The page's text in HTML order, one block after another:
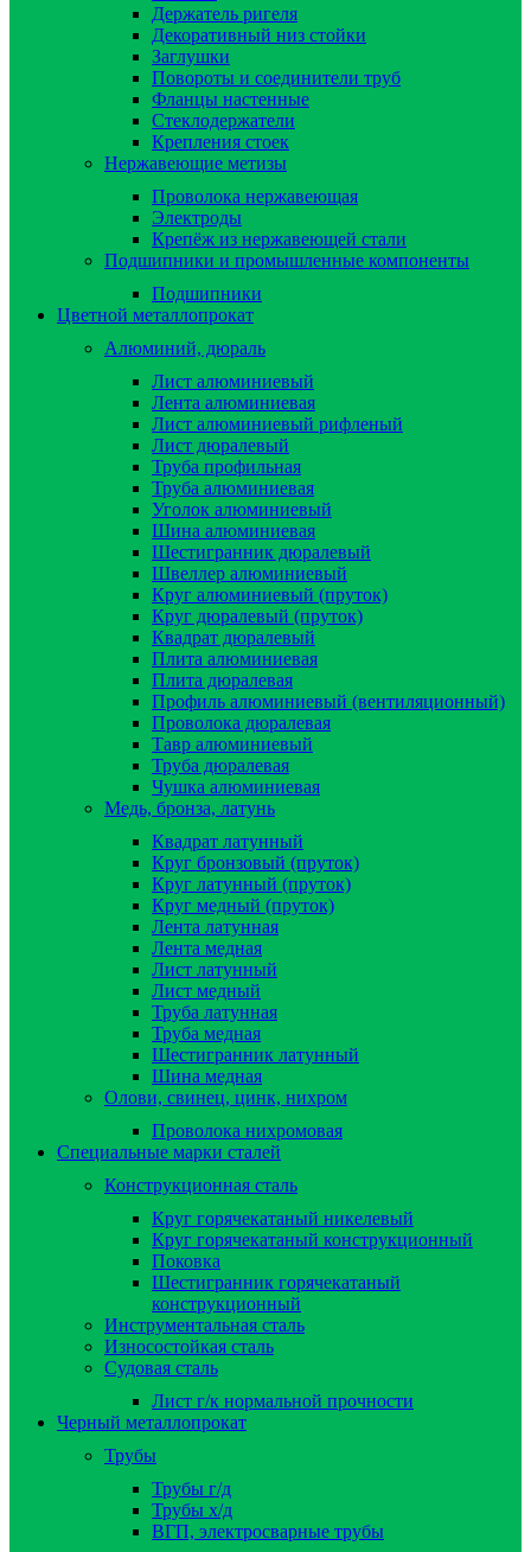
Держатель ригеля
Декоративный низ стойки
Заглушки
Повороты и соединители труб
Фланцы настенные
Стеклодержатели
Крепления стоек
Нержавеющие метизы
Проволока нержавеющая
Электроды
Крепёж из нержавеющей стали
Подшипники и промышленные компоненты
Подшипники
Цветной металлопрокат
Алюминий, дюраль
Лист алюминиевый
Лента алюминиевая
Лист алюминиевый рифленый
Лист дюралевый
Труба профильная
Труба алюминиевая
Уголок алюминиевый
Шина алюминиевая
Шестигранник дюралевый
Швеллер алюминиевый
Круг алюминиевый (пруток)
Круг дюралевый (пруток)
Квадрат дюралевый
Плита алюминиевая
Плита дюралевая
Профиль алюминиевый (вентиляционный)
Проволока дюралевая
Тавр алюминиевый
Труба дюралевая
Чушка алюминиевая
Медь, бронза, латунь
Квадрат латунный
Круг бронзовый (пруток)
Круг латунный (пруток)
Круг медный (пруток)
Лента латунная
Лента медная
Лист латунный
Лист медный
Труба латунная
Труба медная
Шестигранник латунный
Шина медная
Олови, свинец, цинк, нихром
Проволока нихромовая
Специальные марки сталей
Конструкционная сталь
Круг горячекатаный никелевый
Круг горячекатаный конструкционный
Поковка
Шестигранник горячекатаный
конструкционный
Инструментальная сталь
Износостойкая сталь
Судовая сталь
Лист г/к нормальной прочности
Черный металлопрокат
Трубы
Трубы г/д
Трубы х/д
ВГП, электросварные трубы